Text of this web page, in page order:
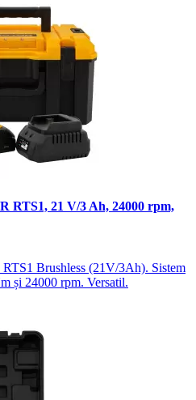
RTS1, 21 V/3 Ah, 24000 rpm,
Brushless (21V/3Ah). Sistem
și 24000 rpm. Versatil.